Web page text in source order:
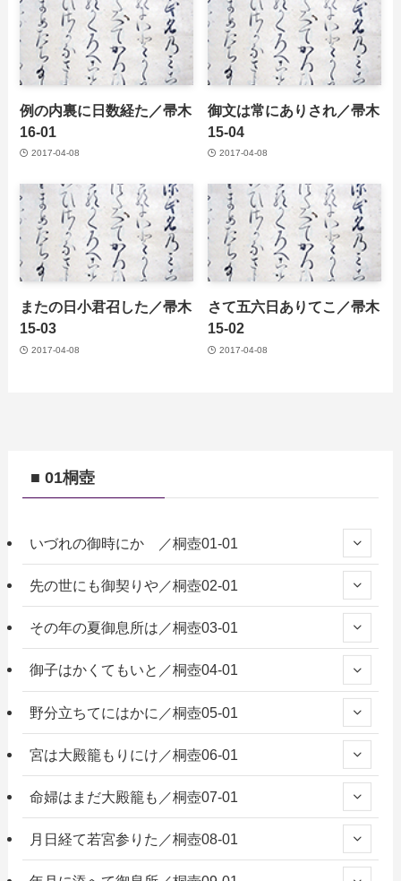
例の内裏に日数経た／帚木
16-01
2017-04-08
御文は常にありされ／帚木
15-04
2017-04-08
またの日小君召した／帚木
15-03
2017-04-08
さて五六日ありてこ／帚木
15-02
2017-04-08
■ 01桐壺
いづれの御時にか ／桐壺01-01
先の世にも御契りや／桐壺02-01
その年の夏御息所は／桐壺03-01
御子はかくてもいと／桐壺04-01
野分立ちてにはかに／桐壺05-01
宮は大殿籠もりにけ／桐壺06-01
命婦はまだ大殿籠も／桐壺07-01
月日経て若宮参りた／桐壺08-01